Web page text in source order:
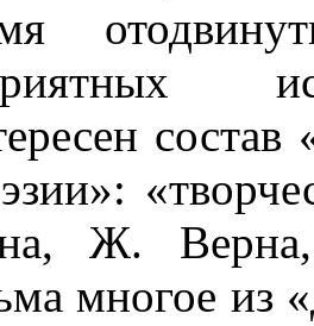
состав
Ж.
многое из